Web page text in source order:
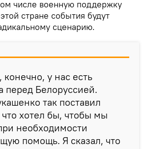
числе военную поддержку
стране события будут
сценарию.
конечно, у нас есть
перед Белоруссией.
так поставил
хотел бы, чтобы мы
необходимости
помощь. Я сказал, что